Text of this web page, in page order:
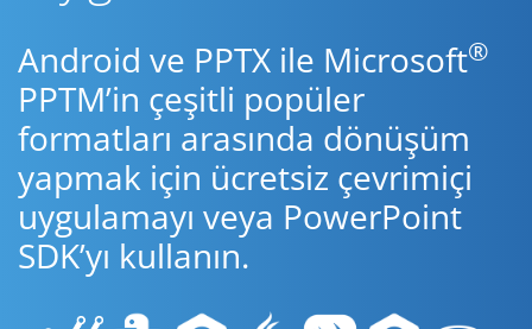
Android ve PPTX ile Microsoft®
PPTM’in çeşitli popüler
formatları arasında dönüşüm
yapmak için ücretsiz çevrimiçi
uygulamayı veya PowerPoint
SDK’yı kullanın.